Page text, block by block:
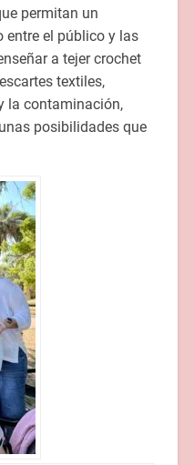
permitan un
entre el público y las
a tejer crochet
textiles,
la contaminación,
posibilidades que